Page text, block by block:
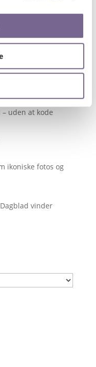
uden at kode
ikoniske fotos og
vinder